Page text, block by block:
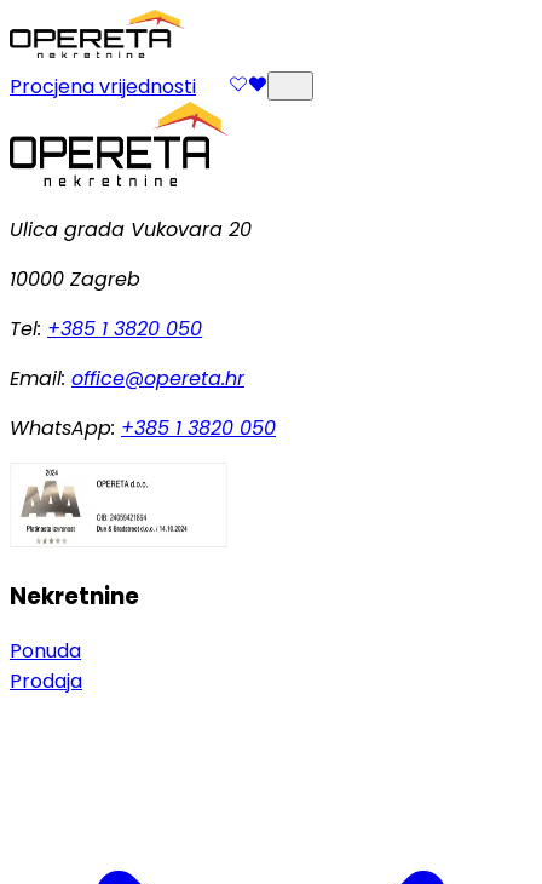
Procjena vrijednosti
Ulica grada Vukovara 20
10000 Zagreb
Tel: +385 1 3820 050
Email: office@opereta.hr
WhatsApp: +385 1 3820 050
Nekretnine
Ponuda
Prodaja